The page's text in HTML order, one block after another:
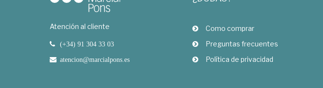
Atención al cliente
(+34) 91 304 33 03
atencion@marcialpons.es
Como comprar
Preguntas frecuentes
Política de privacidad